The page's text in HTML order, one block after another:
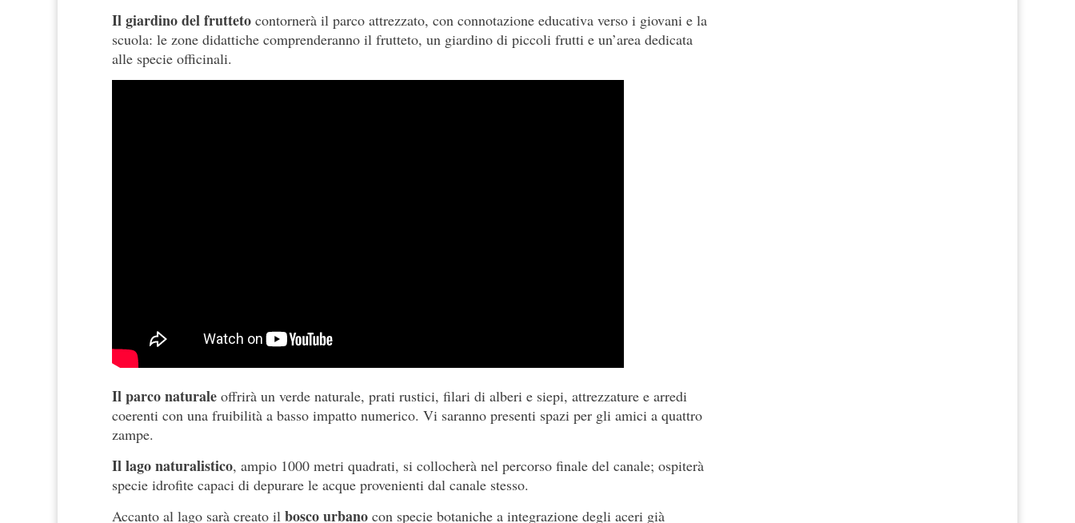
Il giardino del frutteto contornerà il parco attrezzato, con connotazione educativa verso i giovani e la
scuola: le zone didattiche comprenderanno il frutteto, un giardino di piccoli frutti e un’area dedicata
alle specie officinali.
Il parco naturale offrirà un verde naturale, prati rustici, filari di alberi e siepi, attrezzature e arredi
coerenti con una fruibilità a basso impatto numerico. Vi saranno presenti spazi per gli amici a quattro
zampe.
Il lago naturalistico, ampio 1000 metri quadrati, si collocherà nel percorso finale del canale; ospiterà
specie idrofite capaci di depurare le acque provenienti dal canale stesso.
Accanto al lago sarà creato il bosco urbano con specie botaniche a integrazione degli aceri già